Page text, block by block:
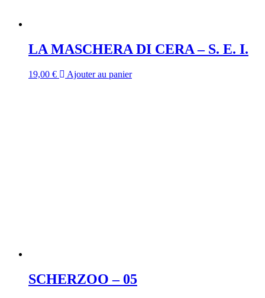
LA MASCHERA DI CERA – S. E. I.
19,00 € Ajouter au panier
SCHERZOO – 05